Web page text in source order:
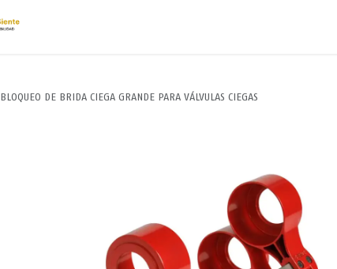
BLOQUEO DE BRIDA CIEGA GRANDE PARA VÁLVULAS CIEGAS